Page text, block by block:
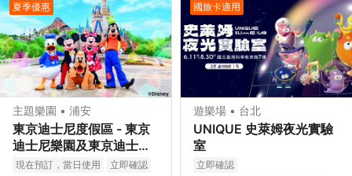
夏季優惠
主題樂園 • 浦安
東京迪士尼度假區 - 東京
迪士尼樂園及東京迪士尼
海洋門票
現在預訂，當日使用 立即確認
國旅卡適用
遊樂場 • 台北
UNIQUE 史萊姆夜光實驗
室
立即確認